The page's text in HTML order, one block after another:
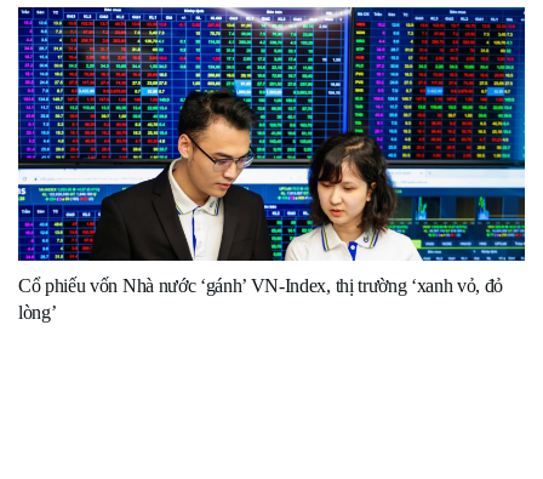
Cổ phiếu vốn Nhà nước ‘gánh’ VN-Index, thị trường ‘xanh vỏ, đỏ
lòng’